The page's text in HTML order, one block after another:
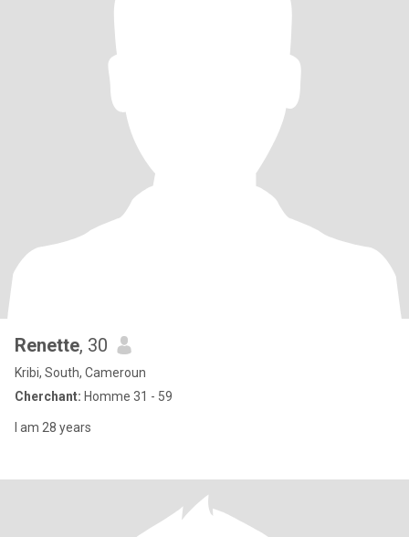
Renette, 30
Kribi, South, Cameroun
Cherchant: Homme 31 - 59
I am 28 years